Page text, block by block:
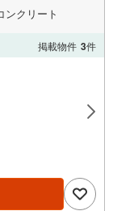
ンクリート
掲載物件 3件